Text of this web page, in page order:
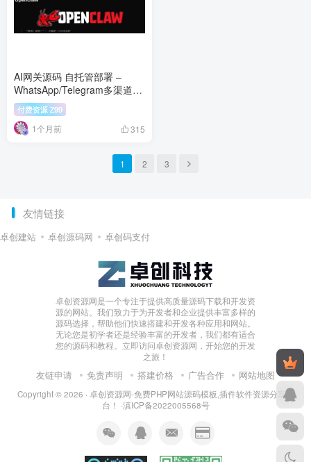
AI网关源码 自托管部署 –
WhatsApp/Telegram多渠道智
能助手
付费资源 Z99
1个月前 315
1 2 3
友情链接
卓创建站 卓创源码网 卓创码支付
卓创资源网是一个专注于提供高质量源码下载和开发资
源的网站。我们致力于为开发者和企业提供丰富多样的
源码选择，帮助他们快速搭建和开发各种应用和网站。
无论您是初学者还是经验丰富的开发者，我们都有适合
您的源码和教程。立即访问卓创资源网，开始您的开发
之旅！
友链申请 免责声明 搭建价格 广告合作 网站地图
Copyright © 2026 · 卓创资源网-免费PHP网站源码模板,插件软件资源分享平
台！ ·滇ICP备2022005568号